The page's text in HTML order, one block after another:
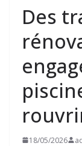
Des
18/05/2026